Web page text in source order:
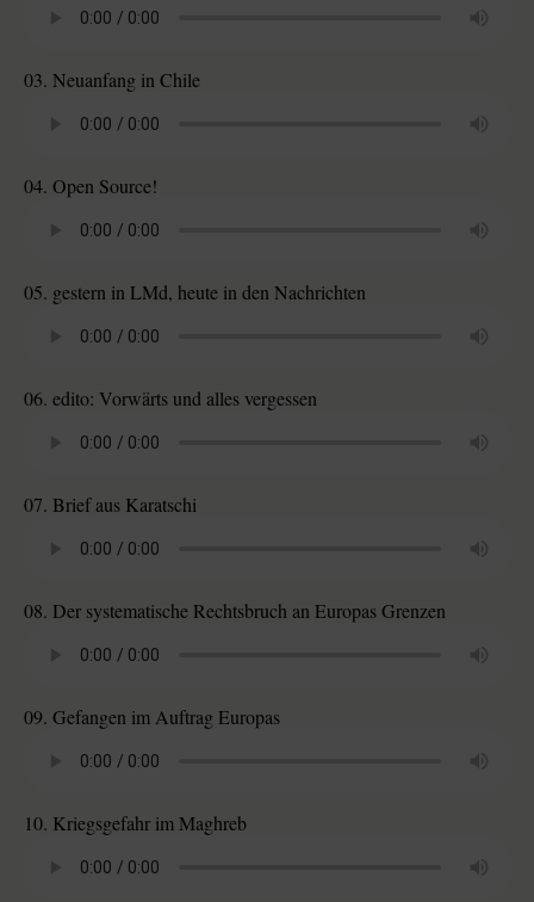
03. Neuanfang in Chile
04. Open Source!
05. gestern in LMd, heute in den Nachrichten
06. edito: Vorwärts und alles vergessen
07. Brief aus Karatschi
08. Der systematische Rechtsbruch an Europas Grenzen
09. Gefangen im Auftrag Europas
10. Kriegsgefahr im Maghreb